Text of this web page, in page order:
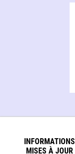
INFORMATIONS
MISES À JOUR